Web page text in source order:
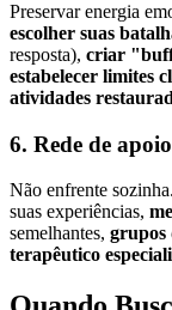
Preservar energia
escolher suas
resposta), criar
estabelecer limites
atividades
6. Rede de apoio
Não enfrente
suas experiências,
semelhantes, grupos
terapêutico